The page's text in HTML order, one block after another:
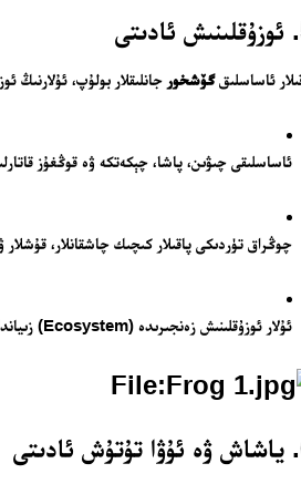
ئاساسلىقگۆشخور جانلىقلار بولۇپ، ئۇلارنىڭ
ئاساسلىقى چىۋىن، پاشا، چېكەتكە ۋە قوڭغۇز
چوڭراق تۈردىكى پاقىلار كىچىك چاشقانلار، قۇشلار
ئۇلار ئوزۇقلىنىش زەنجىرىدە (Ecosystem) زىيانداش ھاشاراتلارنى كونترول قىلغۇچى سۈپىتىدە مۇھىم رول ئوينايدۇ.